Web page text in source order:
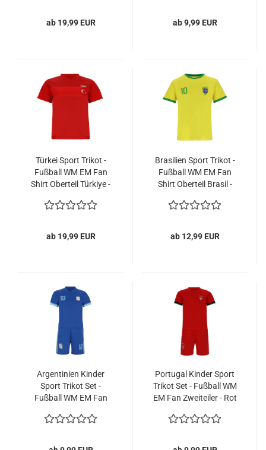
ab 19,99 EUR ab 9,99 EUR
Türkei Sport Trikot -
Fußball WM EM Fan
Shirt Oberteil Türkiye -
ab 19,99 EUR
Brasilien Sport Trikot -
Fußball WM EM Fan
Shirt Oberteil Brasil -
ab 12,99 EUR
Argentinien Kinder
Sport Trikot Set -
Fußball WM EM Fan
Auswärts - Blau
Portugal Kinder Sport
Trikot Set - Fußball WM
EM Fan Zweiteiler - Rot